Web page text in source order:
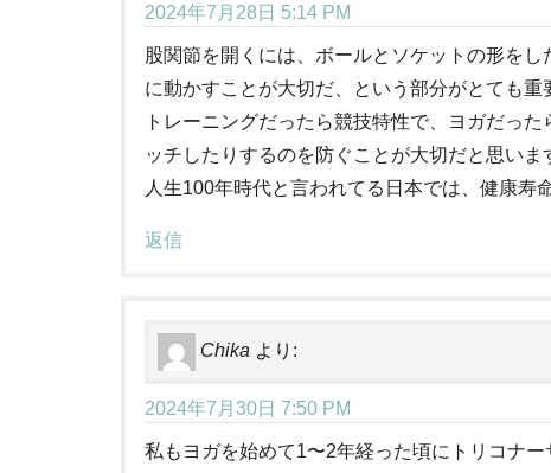
2024年7月28日 5:14 PM
股関節を開くには、ボールとソケットの形を
に動かすことが大切だ、という部分がとても
トレーニングだったら競技特性で、ヨガだっ
ッチしたりするのを防ぐことが大切だと思いま
人生100年時代と言われてる日本では、健康
返信
Chika より:
2024年7月30日 7:50 PM
私もヨガを始めて1〜2年経った頃にトリコナ